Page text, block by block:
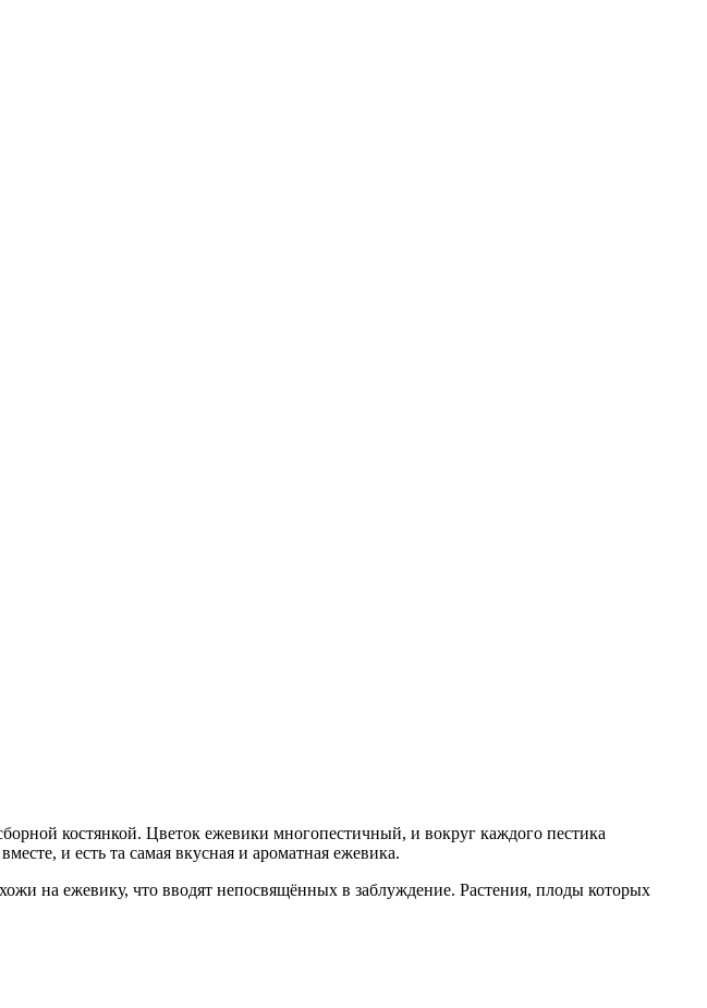
костянкой. Цветок ежевики многопестичный, и вокруг каждого пестика
и есть та самая вкусная и ароматная ежевика.
на ежевику, что вводят непосвящённых в заблуждение. Растения, плоды которых